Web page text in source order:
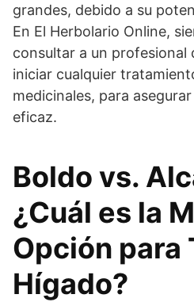
grandes, debido a su
En El Herbolario Online,
consultar a un profesional
iniciar cualquier
medicinales, para
eficaz.
Boldo vs.
¿Cuál es la
Opción para
Hígado?